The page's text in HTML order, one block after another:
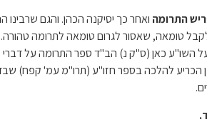
התרומה ואחר כך יסיקנה הכהן. והגם
טומאה, שאסור לגרום טומאה לתרומה
השו"ע כאן (ס"ק נ) הב"ד ספר התרומה על דברי
הכריע להלכה בספר חזו"ע (תרו"מ עמ' קפח)